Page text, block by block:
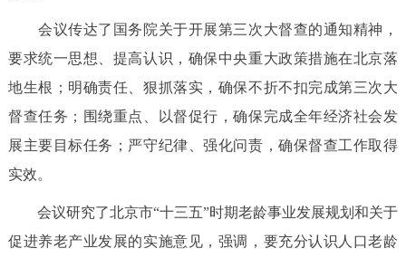
政务服务
个人服务 法人服务 部门服务
便民服务 利企服务 投资项目
中介服务 阳光政务
政民互动
会议传达了国务院关于开展第三次大督查的通知精神，
要求统一思想、提高认识，确保中央重大政策措施在北京落
地生根；明确责任、狠抓落实，确保不折不扣完成第三次大
督查任务；围绕重点、以督促行，确保完成全年经济社会发
展主要目标任务；严守纪律、强化问责，确保督查工作取得
实效。
会议研究了北京市“十三五”时期老龄事业发展规划和关于
促进养老产业发展的实施意见，强调，要充分认识人口老龄